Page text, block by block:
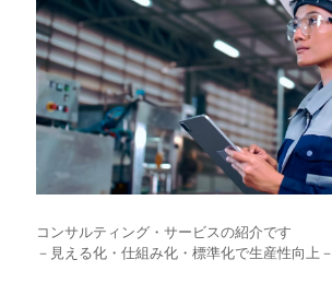
コンサルティング・サービスの紹介です
－見える化・仕組み化・標準化で生産性向上－